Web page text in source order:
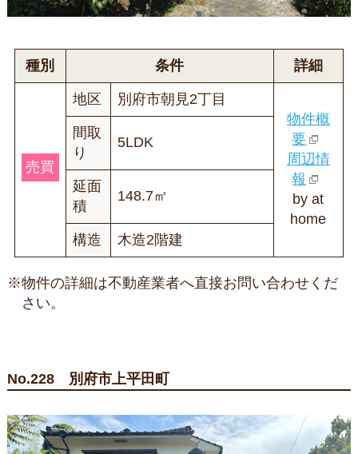
種別 条件 詳細
売買
地区
別府市朝見2丁目
物件概
要
周辺情
報
by at
home
間取
り
5LDK
延面
積
148.7㎡
構造 木造2階建
※物件の詳細は不動産業者へ直接お問い合わせくだ
さい。
No.228 別府市上平田町